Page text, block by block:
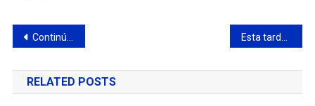
Navegación
de
entradas
Continúa la demarcación de reservas de estacionamiento para personas con discapacidad Esta tarde, gran carrera de la F1 Powerboat en la Nueva Costanera
RELATED POSTS